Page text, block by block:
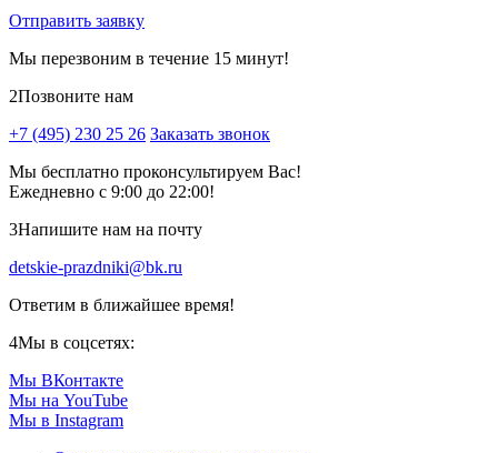
Отправить заявку
Мы перезвоним в течение 15 минут!
2Позвоните нам
+7 (495) 230 25 26 Заказать звонок
Мы бесплатно проконсультируем Вас!
Ежедневно с 9:00 до 22:00!
3Напишите нам на почту
detskie-prazdniki@bk.ru
Ответим в ближайшее время!
4Мы в соцсетях:
Мы ВКонтакте
Мы на YouTube
Мы в Instagram